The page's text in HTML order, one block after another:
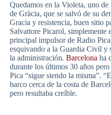
Quedamos en la Violeta, uno
de Gràcia, que se salvó de su
Gracia y resistencia, buen sitio
Salvattore Picarol, simplemente
principal impulsor de Radio
esquivando a la Guardia Civil y
la administración. Barcelona ha
durante los últimos 30 años
Pica “sigue siendo la misma”.
barco cerca de la costa de
pero resultaba creíble.